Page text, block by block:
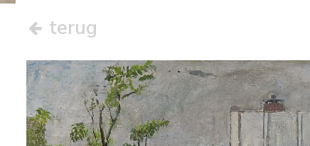
terug